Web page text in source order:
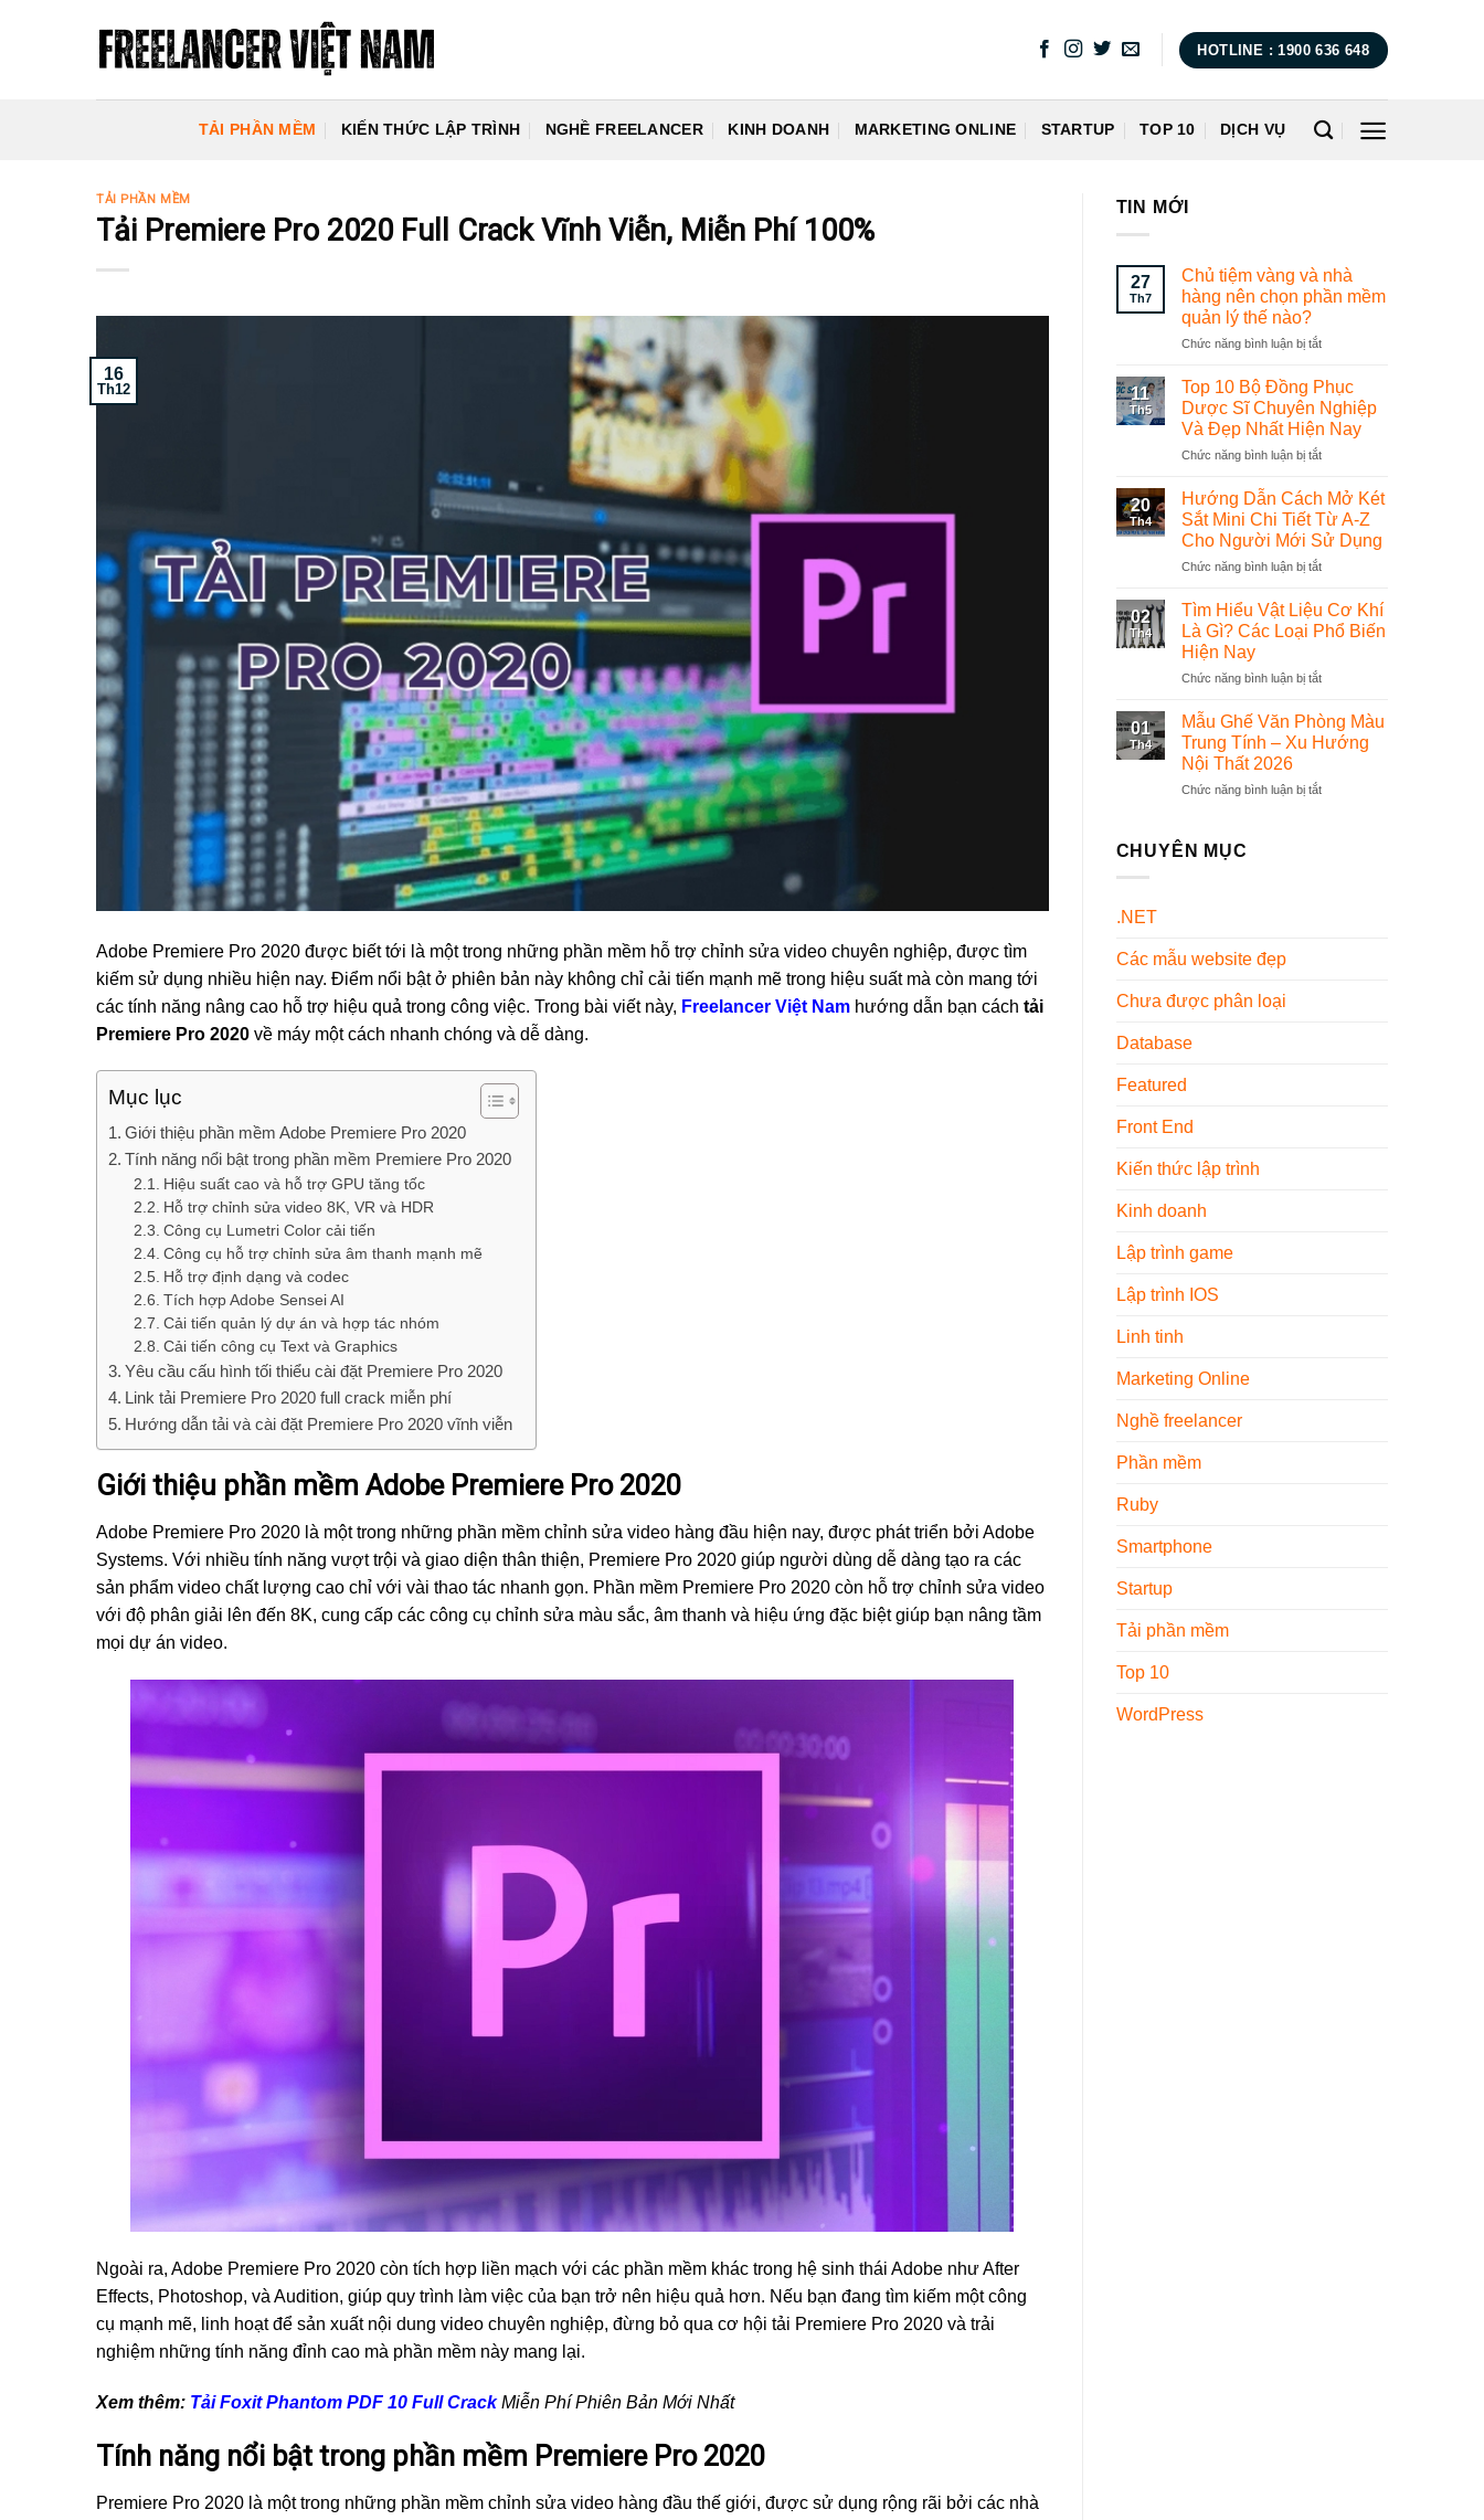
HOTLINE : 1900 636 648
TẢI PHẦN MỀM KIẾN THỨC LẬP TRÌNH NGHỀ FREELANCER KINH DOANH MARKETING ONLINE STARTUP TOP 10 DỊCH VỤ
TẢI PHẦN MỀM
Tải Premiere Pro 2020 Full Crack Vĩnh Viễn, Miễn Phí 100%
16
Th12
Adobe Premiere Pro 2020 được biết tới là một trong những phần mềm hỗ trợ chỉnh sửa video chuyên nghiệp, được tìm
kiếm sử dụng nhiều hiện nay. Điểm nổi bật ở phiên bản này không chỉ cải tiến mạnh mẽ trong hiệu suất mà còn mang tới
các tính năng nâng cao hỗ trợ hiệu quả trong công việc. Trong bài viết này, Freelancer Việt Nam hướng dẫn bạn cách tải
Premiere Pro 2020 về máy một cách nhanh chóng và dễ dàng.
Mục lục
Giới thiệu phần mềm Adobe Premiere Pro 2020
Tính năng nổi bật trong phần mềm Premiere Pro 2020
Hiệu suất cao và hỗ trợ GPU tăng tốc
Hỗ trợ chỉnh sửa video 8K, VR và HDR
Công cụ Lumetri Color cải tiến
Công cụ hỗ trợ chỉnh sửa âm thanh mạnh mẽ
Hỗ trợ định dạng và codec
Tích hợp Adobe Sensei AI
Cải tiến quản lý dự án và hợp tác nhóm
Cải tiến công cụ Text và Graphics
Yêu cầu cấu hình tối thiểu cài đặt Premiere Pro 2020
Link tải Premiere Pro 2020 full crack miễn phí
Hướng dẫn tải và cài đặt Premiere Pro 2020 vĩnh viễn
Giới thiệu phần mềm Adobe Premiere Pro 2020
Adobe Premiere Pro 2020 là một trong những phần mềm chỉnh sửa video hàng đầu hiện nay, được phát triển bởi Adobe
Systems. Với nhiều tính năng vượt trội và giao diện thân thiện, Premiere Pro 2020 giúp người dùng dễ dàng tạo ra các
sản phẩm video chất lượng cao chỉ với vài thao tác nhanh gọn. Phần mềm Premiere Pro 2020 còn hỗ trợ chỉnh sửa video
với độ phân giải lên đến 8K, cung cấp các công cụ chỉnh sửa màu sắc, âm thanh và hiệu ứng đặc biệt giúp bạn nâng tầm
mọi dự án video.
Ngoài ra, Adobe Premiere Pro 2020 còn tích hợp liền mạch với các phần mềm khác trong hệ sinh thái Adobe như After
Effects, Photoshop, và Audition, giúp quy trình làm việc của bạn trở nên hiệu quả hơn. Nếu bạn đang tìm kiếm một công
cụ mạnh mẽ, linh hoạt để sản xuất nội dung video chuyên nghiệp, đừng bỏ qua cơ hội tải Premiere Pro 2020 và trải
nghiệm những tính năng đỉnh cao mà phần mềm này mang lại.
Xem thêm: Tải Foxit Phantom PDF 10 Full CrackMiễn Phí Phiên Bản Mới Nhất
Tính năng nổi bật trong phần mềm Premiere Pro 2020
Premiere Pro 2020 là một trong những phần mềm chỉnh sửa video hàng đầu thế giới, được sử dụng rộng rãi bởi các nhà
TIN MỚI
27
Th7
Chủ tiệm vàng và nhà
hàng nên chọn phần mềm
quản lý thế nào?
Chức năng bình luận bị tắtở
tiệm
vàng
và
nhà
hàng
chọn
phần
mềm
quản
lý
nào?
11
Th5
Top 10 Bộ Đồng Phục
Dược Sĩ Chuyên Nghiệp
Và Đẹp Nhất Hiện Nay
Chức năng bình luận bị tắtở
10
Bộ
Đồng
Phục
Dược
Chuyên
Nghiệp
Nhất
Nay
20
Th4
Hướng Dẫn Cách Mở Két
Sắt Mini Chi Tiết Từ A-Z
Cho Người Mới Sử Dụng
Chức năng bình luận bị tắtở
Dẫn
Cách
Mở
Sắt
Chi
Tiết
Z
02
Th4
Tìm Hiểu Vật Liệu Cơ Khí
Là Gì? Các Loại Phổ Biến
Hiện Nay
Chức năng bình luận bị tắtở
Hiểu
Vật
Liệu
Khí
01
Th4
Mẫu Ghế Văn Phòng Màu
Trung Tính – Xu Hướng
Nội Thất 2026
Chức năng bình luận bị tắtở
CHUYÊN MỤC
.NET
Các mẫu website đẹp
Chưa được phân loại
Database
Featured
Front End
Kiến thức lập trình
Kinh doanh
Lập trình game
Lập trình IOS
Linh tinh
Marketing Online
Nghề freelancer
Phần mềm
Ruby
Smartphone
Startup
Tải phần mềm
Top 10
WordPress